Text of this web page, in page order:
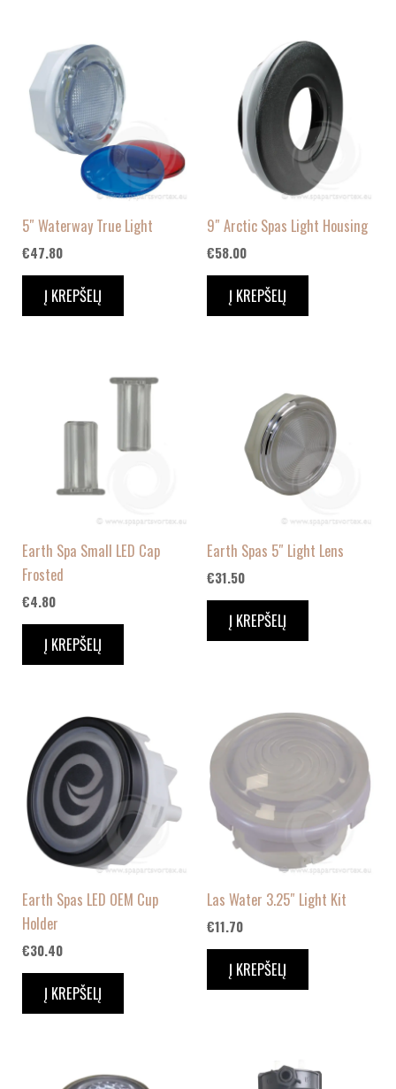
5″ Waterway True Light
€47.80
Į KREPŠELĮ
9″ Arctic Spas Light Housing
€58.00
Į KREPŠELĮ
Earth Spa Small LED Cap
Frosted
€4.80
Į KREPŠELĮ
Earth Spas 5″ Light Lens
€31.50
Į KREPŠELĮ
Earth Spas LED OEM Cup
Holder
€30.40
Į KREPŠELĮ
Las Water 3.25″ Light Kit
€11.70
Į KREPŠELĮ